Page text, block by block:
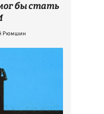
бы стать
Рюмшин